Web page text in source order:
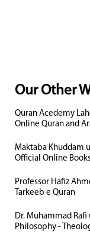
Our Other
Quran Acedemy
Online Quran and
Maktaba Khuddam
Official Online
Professor Hafiz
Tarkeeb e Quran
Dr. Muhammad Rafi
Philosophy -